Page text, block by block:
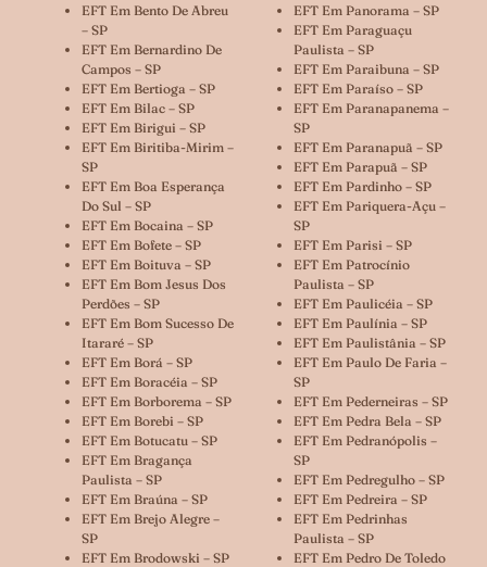
EFT Em Bento De Abreu
– SP
EFT Em Bernardino De
Campos – SP
EFT Em Bertioga – SP
EFT Em Bilac – SP
EFT Em Birigui – SP
EFT Em Biritiba-Mirim –
SP
EFT Em Boa Esperança
Do Sul – SP
EFT Em Bocaina – SP
EFT Em Bofete – SP
EFT Em Boituva – SP
EFT Em Bom Jesus Dos
Perdões – SP
EFT Em Bom Sucesso De
Itararé – SP
EFT Em Borá – SP
EFT Em Boracéia – SP
EFT Em Borborema – SP
EFT Em Borebi – SP
EFT Em Botucatu – SP
EFT Em Bragança
Paulista – SP
EFT Em Braúna – SP
EFT Em Brejo Alegre –
SP
EFT Em Brodowski – SP
EFT Em Panorama – SP
EFT Em Paraguaçu
Paulista – SP
EFT Em Paraibuna – SP
EFT Em Paraíso – SP
EFT Em Paranapanema –
SP
EFT Em Paranapuã – SP
EFT Em Parapuã – SP
EFT Em Pardinho – SP
EFT Em Pariquera-Açu –
SP
EFT Em Parisi – SP
EFT Em Patrocínio
Paulista – SP
EFT Em Paulicéia – SP
EFT Em Paulínia – SP
EFT Em Paulistânia – SP
EFT Em Paulo De Faria –
SP
EFT Em Pederneiras – SP
EFT Em Pedra Bela – SP
EFT Em Pedranópolis –
SP
EFT Em Pedregulho – SP
EFT Em Pedreira – SP
EFT Em Pedrinhas
Paulista – SP
EFT Em Pedro De Toledo